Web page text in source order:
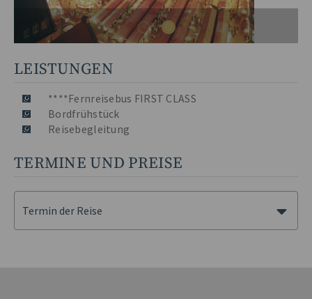
LEISTUNGEN
****Fernreisebus FIRST CLASS
Bordfrühstück
Reisebegleitung
TERMINE UND PREISE
Termin der Reise